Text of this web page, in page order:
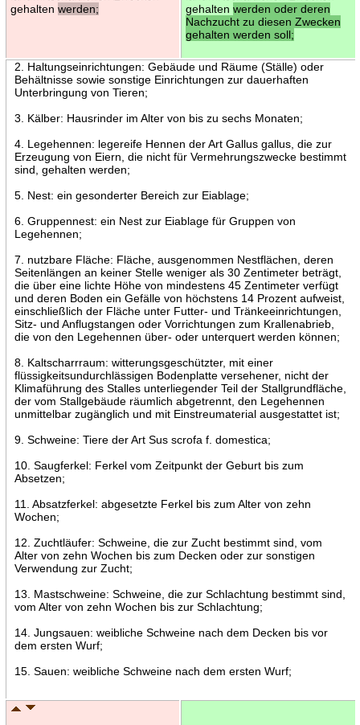
gehalten werden;
gehalten werden oder deren
Nachzucht zu diesen Zwecken
gehalten werden soll;
2. Haltungseinrichtungen: Gebäude und Räume (Ställe) oder
Behältnisse sowie sonstige Einrichtungen zur dauerhaften
Unterbringung von Tieren;
3. Kälber: Hausrinder im Alter von bis zu sechs Monaten;
4. Legehennen: legereife Hennen der Art Gallus gallus, die zur
Erzeugung von Eiern, die nicht für Vermehrungszwecke bestimmt
sind, gehalten werden;
5. Nest: ein gesonderter Bereich zur Eiablage;
6. Gruppennest: ein Nest zur Eiablage für Gruppen von
Legehennen;
7. nutzbare Fläche: Fläche, ausgenommen Nestflächen, deren
Seitenlängen an keiner Stelle weniger als 30 Zentimeter beträgt,
die über eine lichte Höhe von mindestens 45 Zentimeter verfügt
und deren Boden ein Gefälle von höchstens 14 Prozent aufweist,
einschließlich der Fläche unter Futter- und Tränkeeinrichtungen,
Sitz- und Anflugstangen oder Vorrichtungen zum Krallenabrieb,
die von den Legehennen über- oder unterquert werden können;
8. Kaltscharrraum: witterungsgeschützter, mit einer
flüssigkeitsundurchlässigen Bodenplatte versehener, nicht der
Klimaführung des Stalles unterliegender Teil der Stallgrundfläche,
der vom Stallgebäude räumlich abgetrennt, den Legehennen
unmittelbar zugänglich und mit Einstreumaterial ausgestattet ist;
9. Schweine: Tiere der Art Sus scrofa f. domestica;
10. Saugferkel: Ferkel vom Zeitpunkt der Geburt bis zum
Absetzen;
11. Absatzferkel: abgesetzte Ferkel bis zum Alter von zehn
Wochen;
12. Zuchtläufer: Schweine, die zur Zucht bestimmt sind, vom
Alter von zehn Wochen bis zum Decken oder zur sonstigen
Verwendung zur Zucht;
13. Mastschweine: Schweine, die zur Schlachtung bestimmt sind,
vom Alter von zehn Wochen bis zur Schlachtung;
14. Jungsauen: weibliche Schweine nach dem Decken bis vor
dem ersten Wurf;
15. Sauen: weibliche Schweine nach dem ersten Wurf;